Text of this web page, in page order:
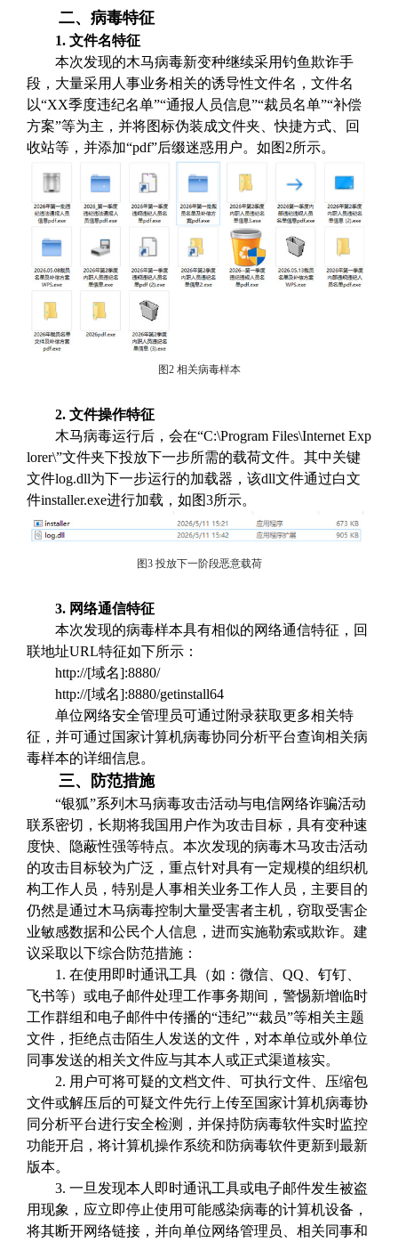
二、病毒特征
1. 文件名特征
本次发现的木马病毒新变种继续采用钓鱼欺诈手
段，大量采用人事业务相关的诱导性文件名，文件名
以“XX季度违纪名单”“通报人员信息”“裁员名单”“补偿
方案”等为主，并将图标伪装成文件夹、快捷方式、回
收站等，并添加“pdf”后缀迷惑用户。如图2所示。
图2 相关病毒样本
2. 文件操作特征
木马病毒运行后，会在“C:\Program Files\Internet Exp
lorer\”文件夹下投放下一步所需的载荷文件。其中关键
文件log.dll为下一步运行的加载器，该dll文件通过白文
件installer.exe进行加载，如图3所示。
图3 投放下一阶段恶意载荷
3. 网络通信特征
本次发现的病毒样本具有相似的网络通信特征，回
联地址URL特征如下所示：
http://[域名]:8880/
http://[域名]:8880/getinstall64
单位网络安全管理员可通过附录获取更多相关特
征，并可通过国家计算机病毒协同分析平台查询相关病
毒样本的详细信息。
三、防范措施
“银狐”系列木马病毒攻击活动与电信网络诈骗活动
联系密切，长期将我国用户作为攻击目标，具有变种速
度快、隐蔽性强等特点。本次发现的病毒木马攻击活动
的攻击目标较为广泛，重点针对具有一定规模的组织机
构工作人员，特别是人事相关业务工作人员，主要目的
仍然是通过木马病毒控制大量受害者主机，窃取受害企
业敏感数据和公民个人信息，进而实施勒索或欺诈。建
议采取以下综合防范措施：
1. 在使用即时通讯工具（如：微信、QQ、钉钉、
飞书等）或电子邮件处理工作事务期间，警惕新增临时
工作群组和电子邮件中传播的“违纪”“裁员”等相关主题
文件，拒绝点击陌生人发送的文件，对本单位或外单位
同事发送的相关文件应与其本人或正式渠道核实。
2. 用户可将可疑的文档文件、可执行文件、压缩包
文件或解压后的可疑文件先行上传至国家计算机病毒协
同分析平台进行安全检测，并保持防病毒软件实时监控
功能开启，将计算机操作系统和防病毒软件更新到最新
版本。
3. 一旦发现本人即时通讯工具或电子邮件发生被盗
用现象，应立即停止使用可能感染病毒的计算机设备，
将其断开网络链接，并向单位网络管理员、相关同事和